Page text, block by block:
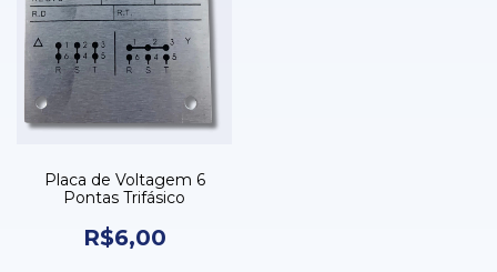
Placa de Voltagem 6
Pontas Trifásico
R$6,00